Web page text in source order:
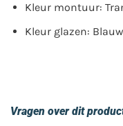
Kleur montuur:
Kleur glazen: Blauw
Vragen over dit